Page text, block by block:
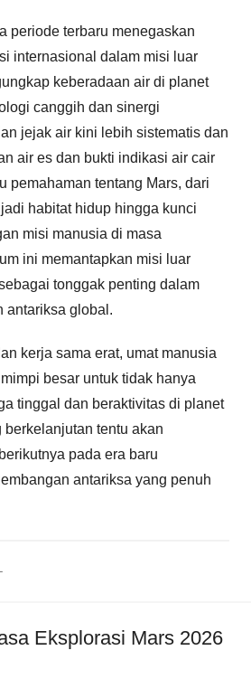
periode terbaru menegaskan
internasional dalam misi luar
keberadaan air di planet
canggih dan sinergi
jejak air kini lebih sistematis dan
air es dan bukti indikasi air cair
pemahaman tentang Mars, dari
habitat hidup hingga kunci
misi manusia di masa
ini memantapkan misi luar
tonggak penting dalam
antariksa global.
kerja sama erat, umat manusia
besar untuk tidak hanya
tinggal dan beraktivitas di planet
berkelanjutan tentu akan
pada era baru
antariksa yang penuh
Eksplorasi Mars 2026